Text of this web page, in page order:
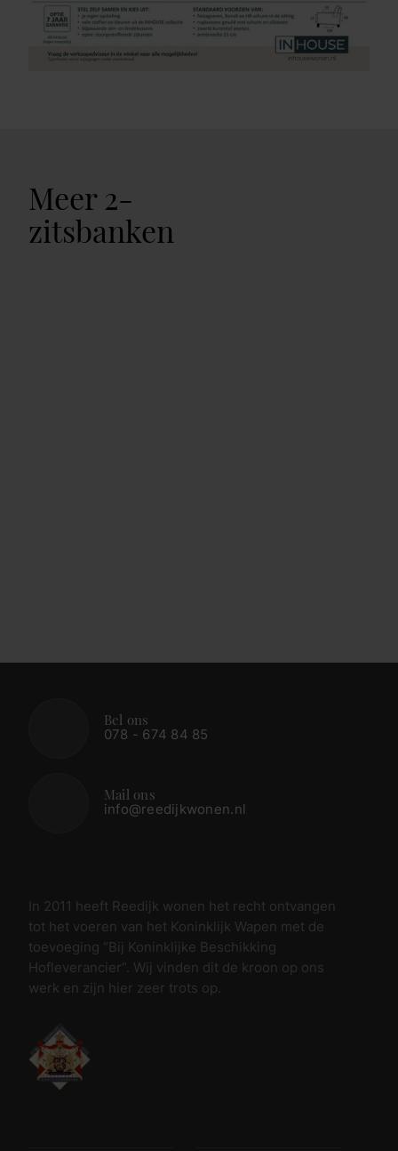
Meer 2-
zitsbanken
Bel ons
078 - 674 84 85
Mail ons
info@reedijkwonen.nl
In 2011 heeft Reedijk wonen het recht ontvangen
tot het voeren van het Koninklijk Wapen met de
toevoeging “Bij Koninklijke Beschikking
Hofleverancier”. Wij vinden dit de kroon op ons
werk en zijn hier zeer trots op.